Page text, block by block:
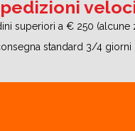
superiori a € 250 (alcune
standard 3/4 giorni